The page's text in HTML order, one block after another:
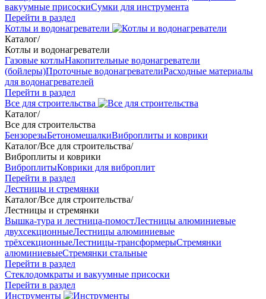
вакуумные присоскиСумки для инструмента
Перейти в раздел
Котлы и водонагреватели
Каталог/
Котлы и водонагреватели
Газовые котлыНакопительные водонагреватели
(бойлеры)Проточные водонагревателиРасходные материалы
для водонагревателей
Перейти в раздел
Все для строительства
Каталог/
Все для строительства
БензорезыБетономешалкиВиброплиты и коврики
Каталог/Все для строительства/
Виброплиты и коврики
ВиброплитыКоврики для виброплит
Перейти в раздел
Лестницы и стремянки
Каталог/Все для строительства/
Лестницы и стремянки
Вышка-тура и лестница-помостЛестницы алюминиевые
двухсекционныеЛестницы алюминиевые
трёхсекционныеЛестницы-трансформерыСтремянки
алюминиевыеСтремянки стальные
Перейти в раздел
Стеклодомкраты и вакуумные присоски
Перейти в раздел
Инструменты